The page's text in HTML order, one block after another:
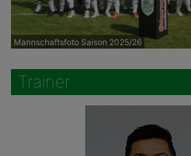
Mannschaftsfoto Saison 2025/26
Trainer